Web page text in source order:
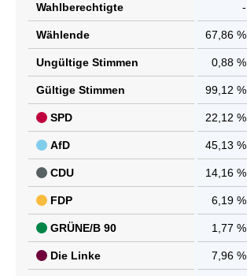
Wahlberechtigte -
Wählende 67,86 %
Ungültige Stimmen 0,88 %
Gültige Stimmen 99,12 %
SPD 22,12 %
AfD 45,13 %
CDU 14,16 %
FDP 6,19 %
GRÜNE/B 90 1,77 %
Die Linke 7,96 %